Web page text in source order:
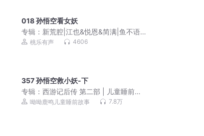
018 孙悟空看女妖
专辑： 新荒腔|江也&悦恩&简满|鱼不语
原著|甜宠救赎
桃乐有声 4606
357 孙悟空救小妖-下
专辑： 西游记后传 第二部 | 儿童睡前故
事 呦呦鹿鸣儿童睡前故事 7.8万